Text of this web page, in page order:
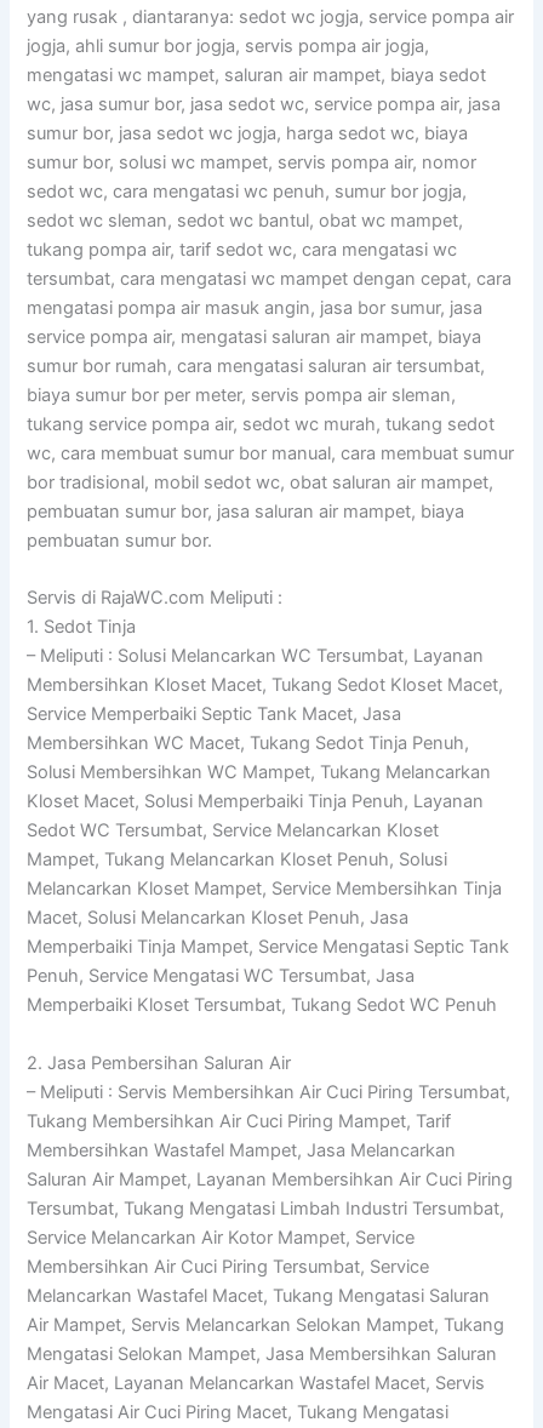
yang rusak , diantaranya: sedot wc jogja, service pompa air
jogja, ahli sumur bor jogja, servis pompa air jogja,
mengatasi wc mampet, saluran air mampet, biaya sedot
wc, jasa sumur bor, jasa sedot wc, service pompa air, jasa
sumur bor, jasa sedot wc jogja, harga sedot wc, biaya
sumur bor, solusi wc mampet, servis pompa air, nomor
sedot wc, cara mengatasi wc penuh, sumur bor jogja,
sedot wc sleman, sedot wc bantul, obat wc mampet,
tukang pompa air, tarif sedot wc, cara mengatasi wc
tersumbat, cara mengatasi wc mampet dengan cepat, cara
mengatasi pompa air masuk angin, jasa bor sumur, jasa
service pompa air, mengatasi saluran air mampet, biaya
sumur bor rumah, cara mengatasi saluran air tersumbat,
biaya sumur bor per meter, servis pompa air sleman,
tukang service pompa air, sedot wc murah, tukang sedot
wc, cara membuat sumur bor manual, cara membuat sumur
bor tradisional, mobil sedot wc, obat saluran air mampet,
pembuatan sumur bor, jasa saluran air mampet, biaya
pembuatan sumur bor.
Servis di RajaWC.com Meliputi :
1. Sedot Tinja
– Meliputi : Solusi Melancarkan WC Tersumbat, Layanan
Membersihkan Kloset Macet, Tukang Sedot Kloset Macet,
Service Memperbaiki Septic Tank Macet, Jasa
Membersihkan WC Macet, Tukang Sedot Tinja Penuh,
Solusi Membersihkan WC Mampet, Tukang Melancarkan
Kloset Macet, Solusi Memperbaiki Tinja Penuh, Layanan
Sedot WC Tersumbat, Service Melancarkan Kloset
Mampet, Tukang Melancarkan Kloset Penuh, Solusi
Melancarkan Kloset Mampet, Service Membersihkan Tinja
Macet, Solusi Melancarkan Kloset Penuh, Jasa
Memperbaiki Tinja Mampet, Service Mengatasi Septic Tank
Penuh, Service Mengatasi WC Tersumbat, Jasa
Memperbaiki Kloset Tersumbat, Tukang Sedot WC Penuh
2. Jasa Pembersihan Saluran Air
– Meliputi : Servis Membersihkan Air Cuci Piring Tersumbat,
Tukang Membersihkan Air Cuci Piring Mampet, Tarif
Membersihkan Wastafel Mampet, Jasa Melancarkan
Saluran Air Mampet, Layanan Membersihkan Air Cuci Piring
Tersumbat, Tukang Mengatasi Limbah Industri Tersumbat,
Service Melancarkan Air Kotor Mampet, Service
Membersihkan Air Cuci Piring Tersumbat, Service
Melancarkan Wastafel Macet, Tukang Mengatasi Saluran
Air Mampet, Servis Melancarkan Selokan Mampet, Tukang
Mengatasi Selokan Mampet, Jasa Membersihkan Saluran
Air Macet, Layanan Melancarkan Wastafel Macet, Servis
Mengatasi Air Cuci Piring Macet, Tukang Mengatasi